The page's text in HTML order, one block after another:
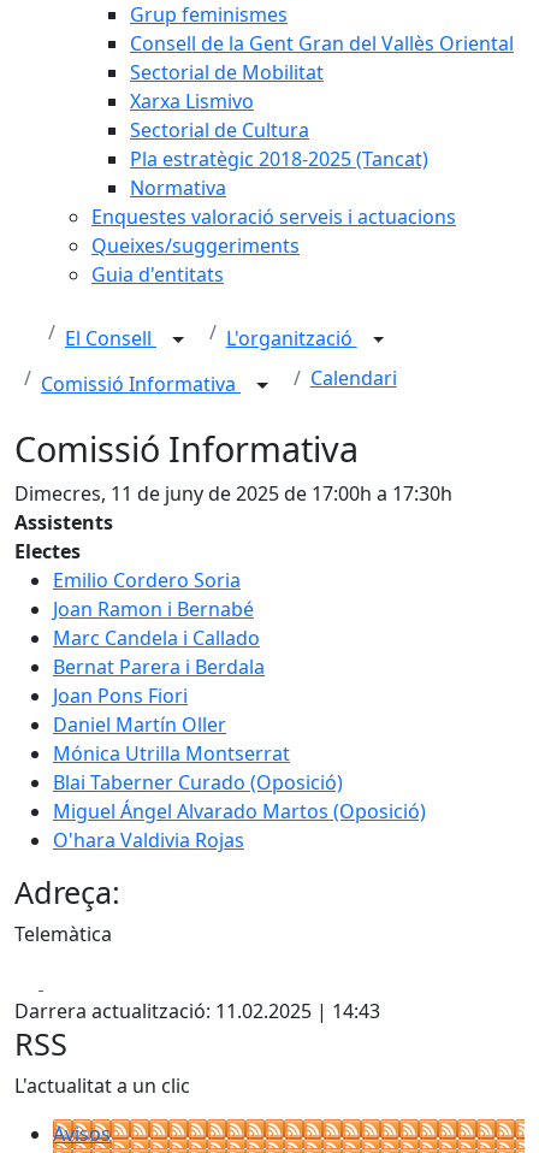
Grup feminismes
Consell de la Gent Gran del Vallès Oriental
Sectorial de Mobilitat
Xarxa Lismivo
Sectorial de Cultura
Pla estratègic 2018-2025 (Tancat)
Normativa
Enquestes valoració serveis i actuacions
Queixes/suggeriments
Guia d'entitats
El Consell
L'organització
Comissió Informativa
Calendari
Comissió Informativa
Dimecres, 11 de juny de 2025 de 17:00h a 17:30h
Assistents
Electes
Emilio Cordero Soria
Joan Ramon i Bernabé
Marc Candela i Callado
Bernat Parera i Berdala
Joan Pons Fiori
Daniel Martín Oller
Mónica Utrilla Montserrat
Blai Taberner Curado (Oposició)
Miguel Ángel Alvarado Martos (Oposició)
O'hara Valdivia Rojas
Adreça:
Telemàtica
Darrera actualització: 11.02.2025 | 14:43
RSS
L'actualitat a un clic
Avisos